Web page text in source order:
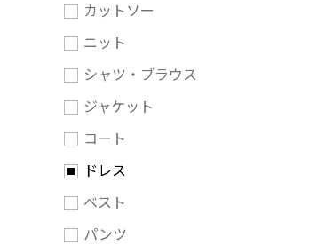
カットソー
ニット
シャツ・ブラウス
ジャケット
コート
ドレス
ベスト
パンツ